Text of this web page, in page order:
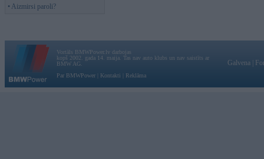
• Aizmirsi paroli?
Vortāls BMWPower.lv darbojas
kopš 2002. gada 14. maija. Tas nav auto klubs un nav saistīts ar
BMW AG.
Par BMWPower
Kontakti Reklāma
Galvena